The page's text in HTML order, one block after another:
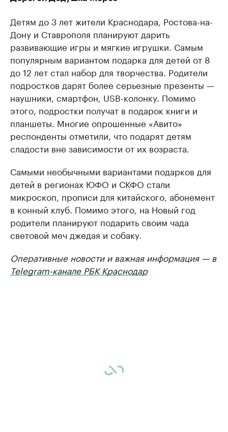
Детям до 3 лет жители Краснодара, Ростова-на-
Дону и Ставрополя планируют дарить
развивающие игры и мягкие игрушки. Самым
популярным вариантом подарка для детей от 8
до 12 лет стал набор для творчества. Родители
подростков дарят более серьезные презенты —
наушники, смартфон, USB-колонку. Помимо
этого, подростки получат в подарок книги и
планшеты. Многие опрошенные «Авито»
респонденты отметили, что подарят детям
сладости вне зависимости от их возраста.
Самыми необычными вариантами подарков для
детей в регионах ЮФО и СКФО стали
микроскоп, прописи для китайского, абонемент
в конный клуб. Помимо этого, на Новый год
родители планируют подарить своим чада
световой меч джедая и собаку.
Оперативные новости и важная информация — в
Telegram-канале РБК Краснодар